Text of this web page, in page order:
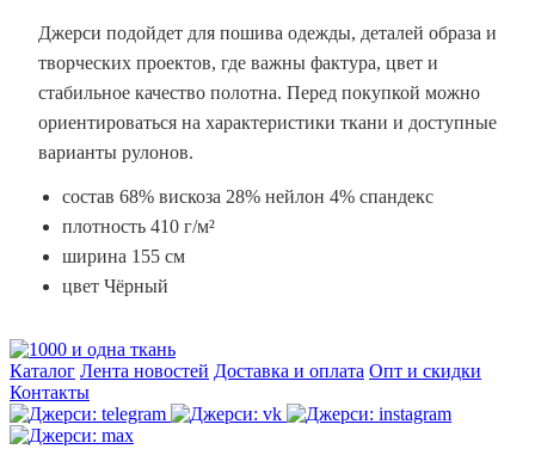
Джерси подойдет для пошива одежды, деталей образа и
творческих проектов, где важны фактура, цвет и
стабильное качество полотна. Перед покупкой можно
ориентироваться на характеристики ткани и доступные
варианты рулонов.
состав 68% вискоза 28% нейлон 4% спандекс
плотность 410 г/м²
ширина 155 см
цвет Чёрный
Каталог Лента новостей Доставка и оплата Опт и скидки
Контакты